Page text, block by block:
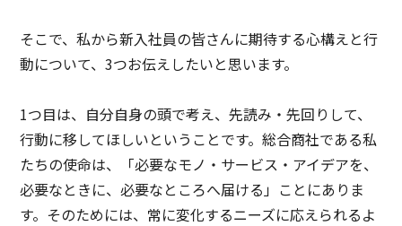
そこで、私から新入社員の皆さんに期待する心構えと行
動について、3つお伝えしたいと思います。
1つ目は、自分自身の頭で考え、先読み・先回りして、
行動に移してほしいということです。総合商社である私
たちの使命は、「必要なモノ・サービス・アイデアを、
必要なときに、必要なところへ届ける」ことにありま
す。そのためには、常に変化するニーズに応えられるよ